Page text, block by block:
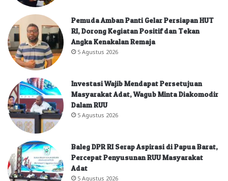
Pemuda Amban Panti Gelar Persiapan HUT
RI, Dorong Kegiatan Positif dan Tekan
Angka Kenakalan Remaja
5 Agustus 2026
Investasi Wajib Mendapat Persetujuan
Masyarakat Adat, Wagub Minta Diakomodir
Dalam RUU
5 Agustus 2026
Baleg DPR RI Serap Aspirasi di Papua Barat,
Percepat Penyusunan RUU Masyarakat
Adat
5 Agustus 2026